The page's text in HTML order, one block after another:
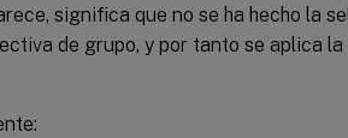
significa que no se ha hecho la
de grupo, y por tanto se aplica